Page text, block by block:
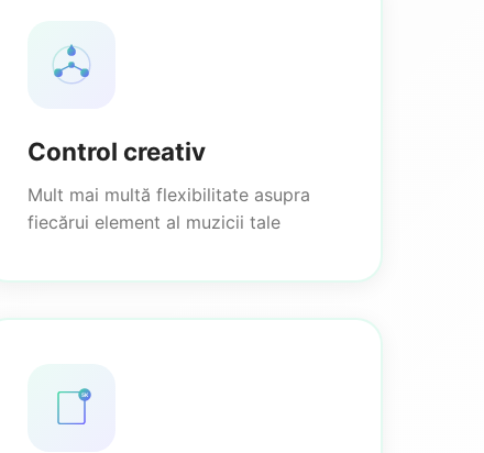
Control creativ
Mult mai multă flexibilitate asupra
fiecărui element al muzicii tale
5K